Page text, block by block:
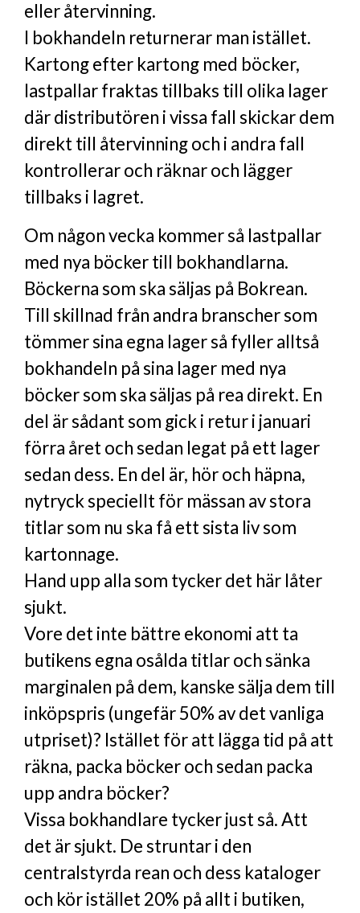
eller återvinning.
I bokhandeln returnerar man istället.
Kartong efter kartong med böcker,
lastpallar fraktas tillbaks till olika lager
där distributören i vissa fall skickar dem
direkt till återvinning och i andra fall
kontrollerar och räknar och lägger
tillbaks i lagret.
Om någon vecka kommer så lastpallar
med nya böcker till bokhandlarna.
Böckerna som ska säljas på Bokrean.
Till skillnad från andra branscher som
tömmer sina egna lager så fyller alltså
bokhandeln på sina lager med nya
böcker som ska säljas på rea direkt. En
del är sådant som gick i retur i januari
förra året och sedan legat på ett lager
sedan dess. En del är, hör och häpna,
nytryck speciellt för mässan av stora
titlar som nu ska få ett sista liv som
kartonnage.
Hand upp alla som tycker det här låter
sjukt.
Vore det inte bättre ekonomi att ta
butikens egna osålda titlar och sänka
marginalen på dem, kanske sälja dem till
inköpspris (ungefär 50% av det vanliga
utpriset)? Istället för att lägga tid på att
räkna, packa böcker och sedan packa
upp andra böcker?
Vissa bokhandlare tycker just så. Att
det är sjukt. De struntar i den
centralstyrda rean och dess kataloger
och kör istället 20% på allt i butiken,